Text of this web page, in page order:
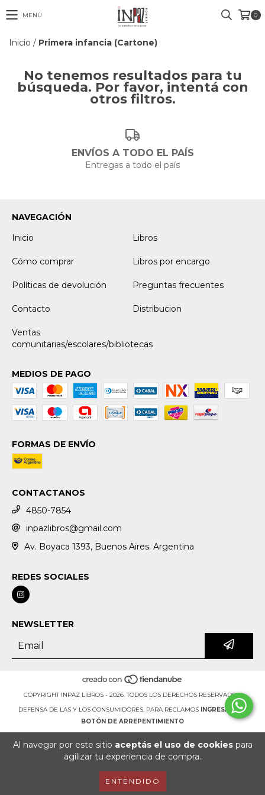
Al navegar por este sitio aceptás el uso de cookiespara
agilizar tu experiencia de compra.
ENTENDIDO
MENÚ 0
Inicio / Primera infancia (Cartone)
No tenemos resultados para tu
búsqueda. Por favor, intentá con
otros filtros.
ENVÍOS A TODO EL PAÍS
Entregas a todo el país
NAVEGACIÓN
Inicio
Libros
Cómo comprar Libros por encargo
Políticas de devolución Preguntas frecuentes
Contacto Distribucion
Ventas
comunitarias/escolares/bibliotecas
MEDIOS DE PAGO
FORMAS DE ENVÍO
CONTACTANOS
4850-7854
inpazlibros@gmail.com
Av. Boyaca 1393, Buenos Aires. Argentina
REDES SOCIALES
NEWSLETTER
COPYRIGHT INPAZ LIBROS - 2026. TODOS LOS DERECHOS RESERVADOS.
DEFENSA DE LAS Y LOS CONSUMIDORES. PARA RECLAMOS
INGRESÁ ACÁ.
BOTÓN DE ARREPENTIMIENTO